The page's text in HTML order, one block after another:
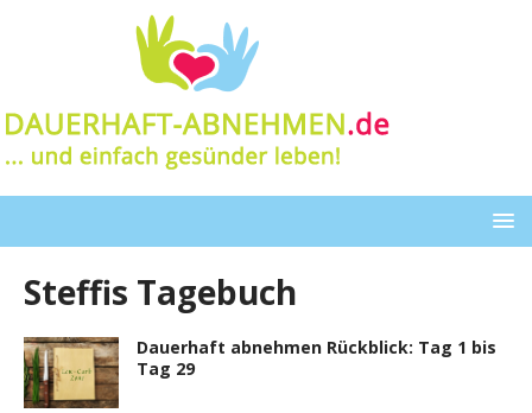
Steffis Tagebuch
Dauerhaft abnehmen Rückblick: Tag 1 bis
Tag 29